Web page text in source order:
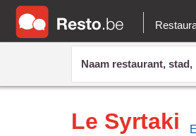
Le Syrtaki